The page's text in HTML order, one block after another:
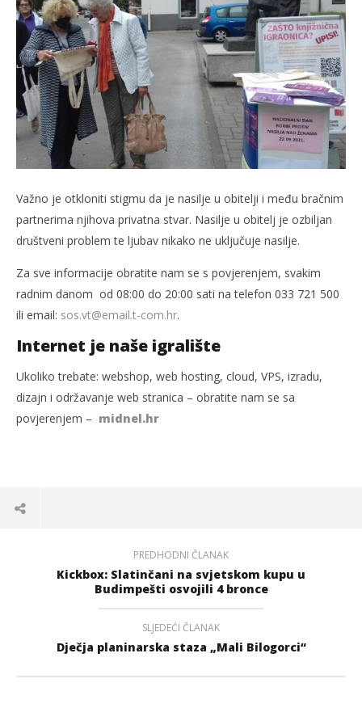
Važno je otkloniti stigmu da je nasilje u obitelji i među bračnim
partnerima njihova privatna stvar. Nasilje u obitelj je ozbiljan
društveni problem te ljubav nikako ne uključuje nasilje.
Za sve informacije obratite nam se s povjerenjem, svakim
radnim danom od 08:00 do 20:00 sati na telefon 033 721 500
ili email: sos.vt@email.t-com.hr.
Internet je naše igralište
Ukoliko trebate: webshop, web hosting, cloud, VPS, izradu,
dizajn i održavanje web stranica – obratite nam se sa
povjerenjem – midnel.hr
PREDHODNI ČLANAK
Kickbox: Slatinčani na svjetskom kupu u
Budimpešti osvojili 4 bronce
SLJEDEĆI ČLANAK
Dječja planinarska staza „Mali Bilogorci“